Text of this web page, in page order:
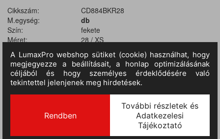
Cikkszám:
CD884BKR28
M.egység:
db
Szín:
fekete
Méret:
28 / XS
Anyag:
65% poliészter / 35% pamut
III. RAKTÁRON
(szállítási idő 9-14 nap)
100 db - 299 db